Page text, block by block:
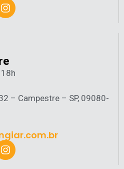
– Campestre – SP, 09080-